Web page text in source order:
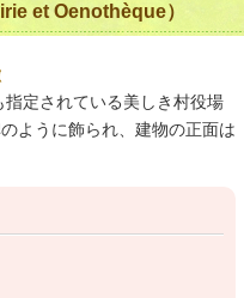
et Oenothèque）
定されている美しき村役場
ように飾られ、建物の正面は